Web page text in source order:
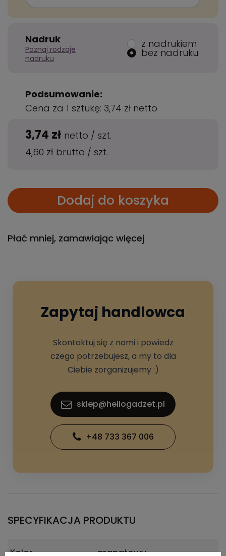
Nadruk
Poznaj rodzaje
nadruku
z nadrukiem
bez nadruku
Podsumowanie:
Cena za 1 sztukę: 3,74 zł netto
3,74 zł netto / szt.
4,60 zł brutto / szt.
Dodaj do koszyka
Płać mniej, zamawiając więcej
Zapytaj handlowca
Skontaktuj się z nami i powiedz
czego potrzebujesz, a my to dla
Ciebie zorganizujemy :)
sklep@hellogadzet.pl
+48 733 367 006
SPECYFIKACJA PRODUKTU
Kolor granatowy